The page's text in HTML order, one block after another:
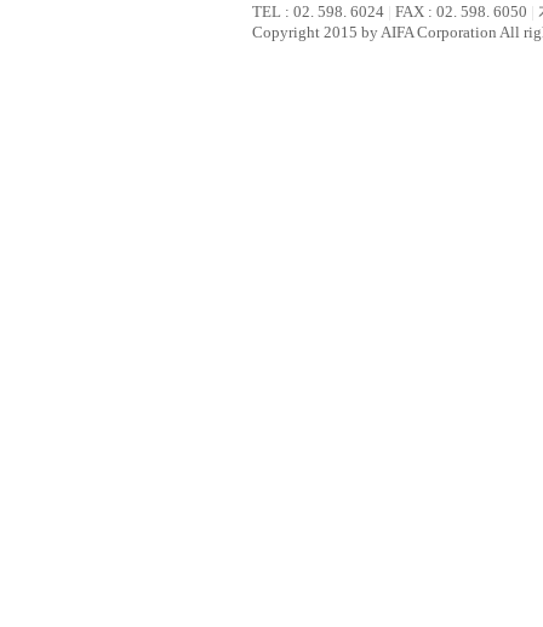
TEL : 02. 598. 6024 FAX : 02. 598. 6050
Copyright 2015 by AIFA Corporation All